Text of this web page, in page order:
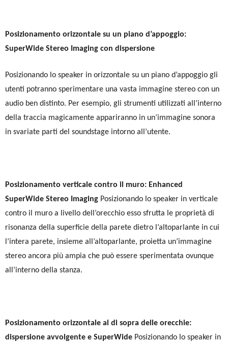
Posizionamento orizzontale su un piano d’appoggio:
SuperWide Stereo Imaging con dispersione
Posizionando lo speaker in orizzontale su un piano d’appoggio gli
utenti potranno sperimentare una vasta immagine stereo con un
audio ben distinto. Per esempio, gli strumenti utilizzati all’interno
della traccia magicamente appariranno in un’immagine sonora
in svariate parti del soundstage intorno all’utente.
Posizionamento verticale contro il muro: Enhanced
SuperWide Stereo Imaging Posizionando lo speaker in verticale
contro il muro a livello dell’orecchio esso sfrutta le proprietà di
risonanza della superficie della parete dietro l’altoparlante in cui
l’intera parete, insieme all’altoparlante, proietta un’immagine
stereo ancora più ampia che può essere sperimentata ovunque
all’interno della stanza.
Posizionamento orizzontale al di sopra delle orecchie:
dispersione avvolgente e SuperWide Posizionando lo speaker in